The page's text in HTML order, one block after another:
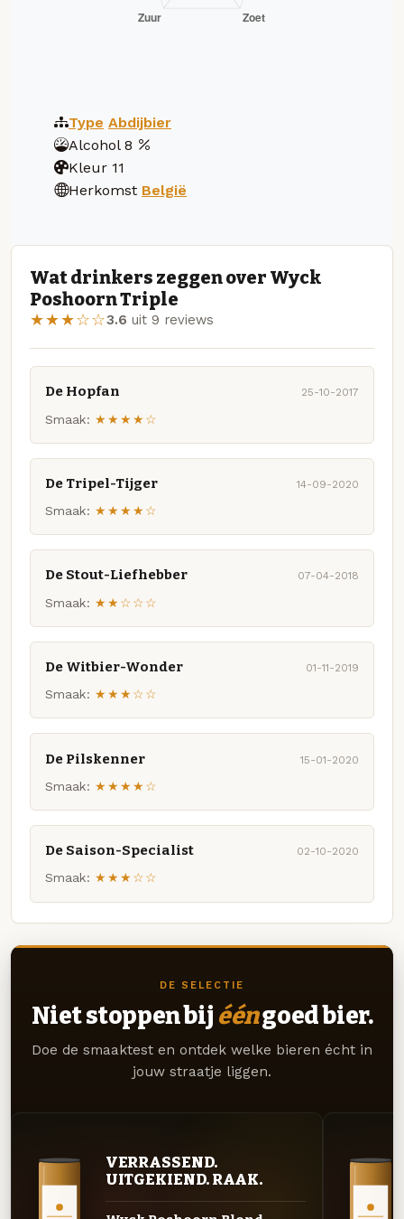
Type Abdijbier
Alcohol 8
Kleur 11
Herkomst België
Wat drinkers zeggen over Wyck
Poshoorn Triple
★★★☆☆3.6 uit 9 reviews
De Hopfan 25-10-2017
Smaak: ★★★★☆
De Tripel-Tijger 14-09-2020
Smaak: ★★★★☆
De Stout-Liefhebber 07-04-2018
Smaak: ★★☆☆☆
De Witbier-Wonder 01-11-2019
Smaak: ★★★☆☆
De Pilskenner 15-01-2020
Smaak: ★★★★☆
De Saison-Specialist 02-10-2020
Smaak: ★★★☆☆
DE SELECTIE
Niet stoppen bij ééngoed bier.
Doe de smaaktest en ontdek welke bieren écht in
jouw straatje liggen.
VERRASSEND.
UITGEKIEND. RAAK.